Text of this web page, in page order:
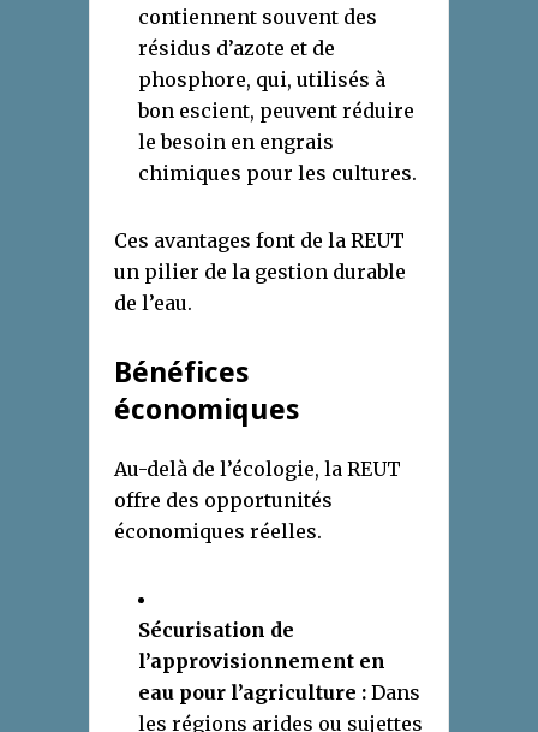
contiennent souvent des
résidus d’azote et de
phosphore, qui, utilisés à
bon escient, peuvent réduire
le besoin en engrais
chimiques pour les cultures.
Ces avantages font de la REUT
un pilier de la gestion durable
de l’eau.
Bénéfices
économiques
Au-delà de l’écologie, la REUT
offre des opportunités
économiques réelles.
Sécurisation de
l’approvisionnement en
eau pour l’agriculture : Dans
les régions arides ou sujettes